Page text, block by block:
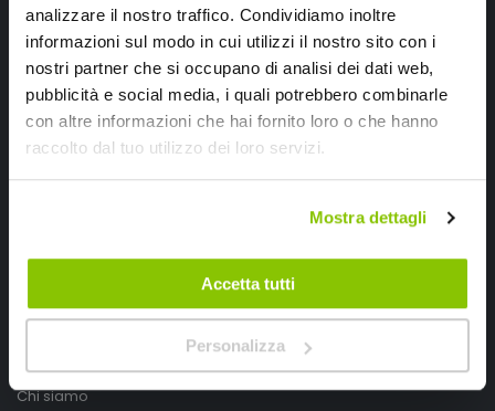
analizzare il nostro traffico. Condividiamo inoltre
informazioni sul modo in cui utilizzi il nostro sito con i
nostri partner che si occupano di analisi dei dati web,
pubblicità e social media, i quali potrebbero combinarle
con altre informazioni che hai fornito loro o che hanno
raccolto dal tuo utilizzo dei loro servizi.
Mostra dettagli
Accetta tutti
Personalizza
SpeedUp.it
Via Montello 46
Treviso, Italy 31040
Chi siamo